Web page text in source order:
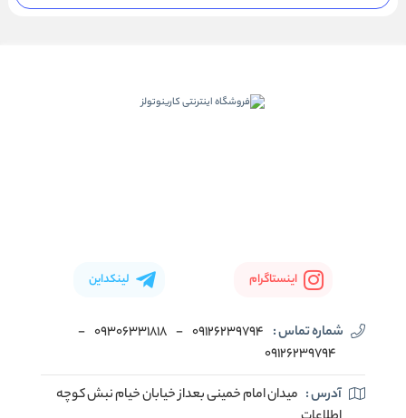
اینستاگرام لینکداین
شماره تماس : 09126239794
-
09306331818
-
09126239794
آدرس : میدان امام خمینی بعداز خیابان خیام نبش کوچه